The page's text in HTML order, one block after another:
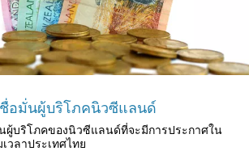
อมั่นผู้บริโภคนิวซีแลนด์
ผู้บริโภคของนิวซีแลนด์ที่จะมีการประกาศใน
เวลาประเทศไทย